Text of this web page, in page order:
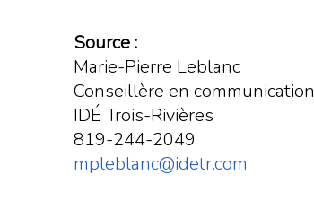
Source :
Marie-Pierre Leblanc
Conseillère en communication
IDÉ Trois-Rivières
819-244-2049
mpleblanc@idetr.com